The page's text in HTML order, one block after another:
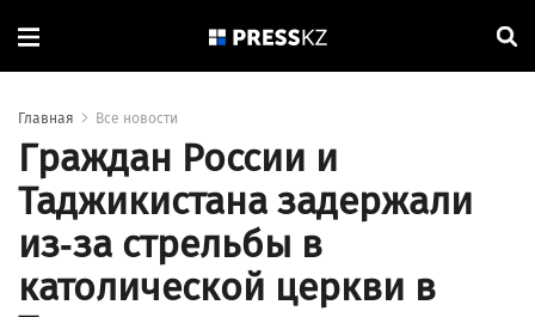
Главная Все новости
Граждан России и
Таджикистана задержали
из-за стрельбы в
католической церкви в